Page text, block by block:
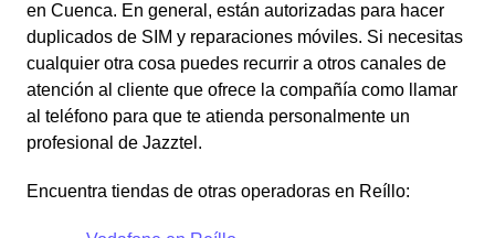
en Cuenca. En general, están autorizadas para hacer
duplicados de SIM y reparaciones móviles. Si necesitas
cualquier otra cosa puedes recurrir a otros canales de
atención al cliente que ofrece la compañía como llamar
al teléfono para que te atienda personalmente un
profesional de Jazztel.
Encuentra tiendas de otras operadoras en Reíllo: